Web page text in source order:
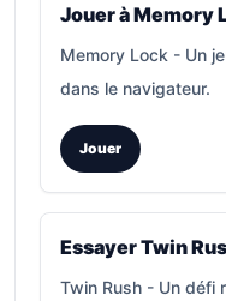
Jouer à Memory
Memory Lock - Un
dans le navigateur.
Jouer
Essayer Twin
Twin Rush - Un défi